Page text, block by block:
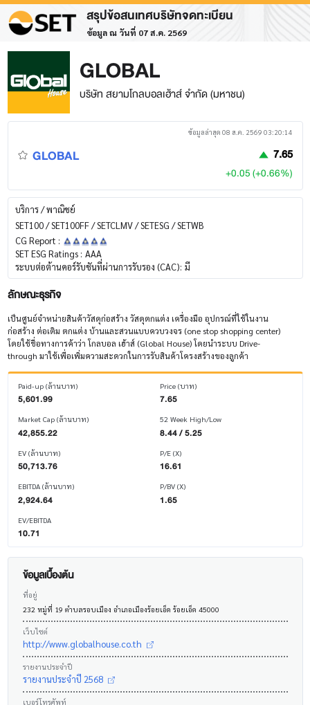
สรุปข้อสนเทศบริษัทจดทะเบียน
ข้อมูล ณ วันที่ 07 ส.ค. 2569
GLOBAL
บริษัท สยามโกลบอลเฮ้าส์ จำกัด (มหาชน)
ข้อมูลล่าสุด 08 ส.ค. 2569 03:20:14
GLOBAL 7.65
+0.05 (+0.66%)
บริการ / พาณิชย์
SET100 / SET100FF / SETCLMV / SETESG / SETWB
CG Report :
SET ESG Ratings : AAA
ระบบต่อต้านคอร์รับชันที่ผ่านการรับรอง (CAC): มี
ลักษณะธุรกิจ
เป็นศูนย์จำหน่ายสินค้าวัสดุก่อสร้าง วัสดุตกแต่ง เครื่องมือ อุปกรณ์ที่ใช้ในงาน
ก่อสร้าง ต่อเติม ตกแต่ง บ้านและสวนแบบควบวงจร (one stop shopping center)
โดยใช้ชื่อทางการค้าว่า โกลบอล เฮ้าส์ (Global House) โดยนำระบบ Drive-
through มาใช้เพื่อเพิ่มความสะดวกในการรับสินค้าโครงสร้างของลูกค้า
Paid-up (ล้านบาท)
5,601.99
Market Cap (ล้านบาท)
42,855.22
EV (ล้านบาท)
50,713.76
EBITDA (ล้านบาท)
2,924.64
EV/EBITDA
10.71
Price (บาท)
7.65
52 Week High/Low
8.44 / 5.25
P/E (X)
16.61
P/BV (X)
1.65
ข้อมูลเบื้องต้น
ที่อยู่
232 หมู่ที่ 19 ตำบลรอบเมือง อำเภอเมืองร้อยเอ็ด ร้อยเอ็ด 45000
เว็บไซต์
http://www.globalhouse.co.th
รายงานประจำปี
รายงานประจำปี 2568
เบอร์โทรศัพท์